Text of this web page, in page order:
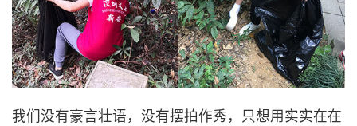
我们没有豪言壮语，没有摆拍作秀，只想用实实在在